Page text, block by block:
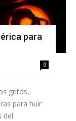
para
0
gritos,
para huir
del